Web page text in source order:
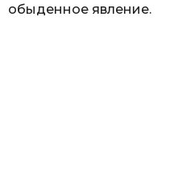
обыденное явление.